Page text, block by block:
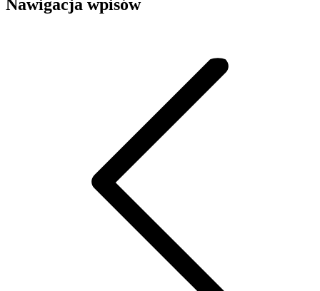
Nawigacja wpisów